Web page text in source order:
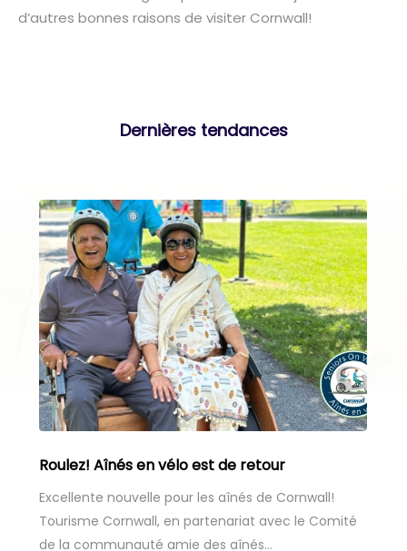
d’autres bonnes raisons de visiter Cornwall!
Dernières tendances
Roulez! Aînés en vélo est de retour
Excellente nouvelle pour les aînés de Cornwall!
Tourisme Cornwall, en partenariat avec le Comité
de la communauté amie des aînés…